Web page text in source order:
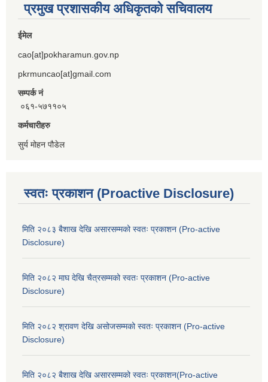
प्रमुख प्रशासकीय अधिकृतको सचिवालय
ईमेल
cao[at]pokharamun.gov.np
pkrmuncao[at]gmail.com
सम्पर्क नं
०६१-५७११०५
कर्मचारीहरु
सुर्य मोहन पौडेल
स्वतः प्रकाशन (Proactive Disclosure)
मिति २०८३ बैशाख देखि असारसम्मको स्वतः प्रकाशन (Pro-active
Disclosure)
मिति २०८२ माघ देखि चैत्रसम्मको स्वतः प्रकाशन (Pro-active
Disclosure)
मिति २०८२ श्रावण देखि असोजसम्मको स्वतः प्रकाशन (Pro-active
Disclosure)
मिति २०८२ बैशाख देखि असारसम्मको स्वतः प्रकाशन(Pro-active